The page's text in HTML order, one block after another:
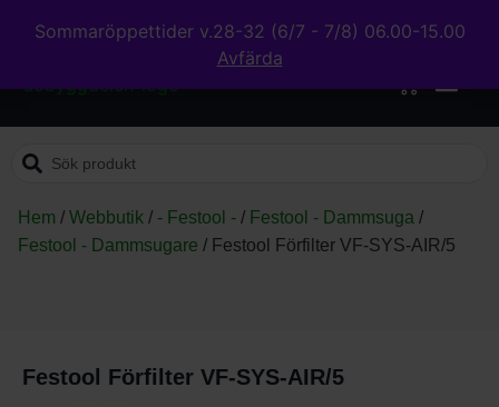
Sommaröppettider v.28-32 (6/7 - 7/8) 06.00-15.00
Avfärda
Hem / Webbutik / - Festool - / Festool - Dammsuga /
Festool - Dammsugare / Festool Förfilter VF-SYS-AIR/5
Festool Förfilter VF-SYS-AIR/5